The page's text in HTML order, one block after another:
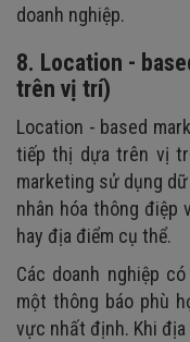
doanh nghiệp.
8. Location -
trên vị trí)
Location - based
tiếp thị dựa trên vị
marketing sử dụng
nhân hóa thông điệp
hay địa điểm cụ thể.
Các doanh nghiệp
một thông báo phù
vực nhất định. Khi